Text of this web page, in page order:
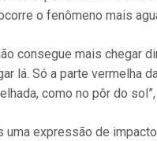
o fenômeno mais
consegue mais chegar
lá. Só a parte vermelha
como no pôr do sol”,
expressão de